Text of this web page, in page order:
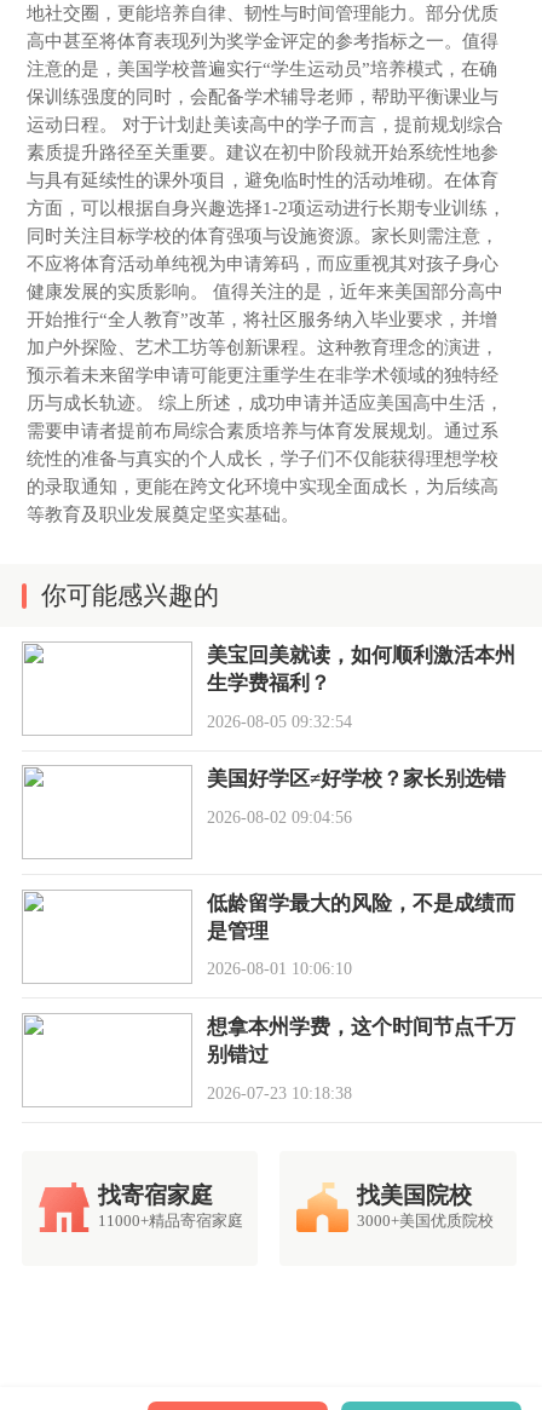
地社交圈，更能培养自律、韧性与时间管理能力。部分优质
高中甚至将体育表现列为奖学金评定的参考指标之一。值得
注意的是，美国学校普遍实行“学生运动员”培养模式，在确
保训练强度的同时，会配备学术辅导老师，帮助平衡课业与
运动日程。 对于计划赴美读高中的学子而言，提前规划综合
素质提升路径至关重要。建议在初中阶段就开始系统性地参
与具有延续性的课外项目，避免临时性的活动堆砌。在体育
方面，可以根据自身兴趣选择1-2项运动进行长期专业训练，
同时关注目标学校的体育强项与设施资源。家长则需注意，
不应将体育活动单纯视为申请筹码，而应重视其对孩子身心
健康发展的实质影响。 值得关注的是，近年来美国部分高中
开始推行“全人教育”改革，将社区服务纳入毕业要求，并增
加户外探险、艺术工坊等创新课程。这种教育理念的演进，
预示着未来留学申请可能更注重学生在非学术领域的独特经
历与成长轨迹。 综上所述，成功申请并适应美国高中生活，
需要申请者提前布局综合素质培养与体育发展规划。通过系
统性的准备与真实的个人成长，学子们不仅能获得理想学校
的录取通知，更能在跨文化环境中实现全面成长，为后续高
等教育及职业发展奠定坚实基础。
你可能感兴趣的
美宝回美就读，如何顺利激活本州
生学费福利？
2026-08-05 09:32:54
美国好学区≠好学校？家长别选错
2026-08-02 09:04:56
低龄留学最大的风险，不是成绩而
是管理
2026-08-01 10:06:10
想拿本州学费，这个时间节点千万
别错过
2026-07-23 10:18:38
找寄宿家庭
11000+精品寄宿家庭
找美国院校
3000+美国优质院校